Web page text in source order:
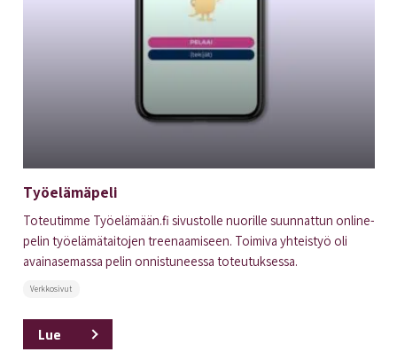
Työelämäpeli
Toteutimme Työelämään.fi sivustolle nuorille suunnattun online-
pelin työelämätaitojen treenaamiseen. Toimiva yhteistyö oli
avainasemassa pelin onnistuneessa toteutuksessa.
Verkkosivut
Lue